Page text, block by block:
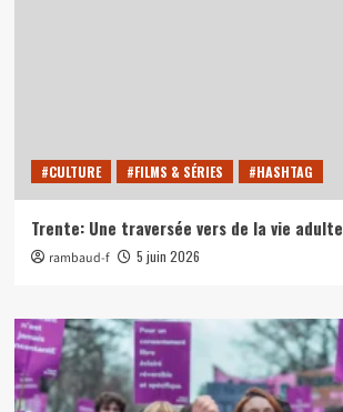
#CULTURE #FILMS & SÉRIES #HASHTAG
Trente: Une traversée vers de la vie adulte
rambaud-f 5 juin 2026